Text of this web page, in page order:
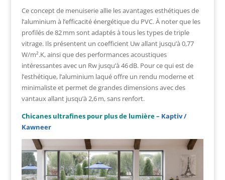
Ce concept de menuiserie allie les avantages esthétiques de
l’aluminium à l’efficacité énergétique du PVC. À noter que les
profilés de 82 mm sont adaptés à tous les types de triple
vitrage. Ils présentent un coefficient Uw allant jusqu’à 0,77
W/m².K, ainsi que des performances acoustiques
intéressantes avec un Rw jusqu’à 46 dB. Pour ce qui est de
l’esthétique, l’aluminium laqué offre un rendu moderne et
minimaliste et permet de grandes dimensions avec des
vantaux allant jusqu’à 2,6 m, sans renfort.
Chicanes ultrafines pour plus de lumière – Kaptiv /
Kawneer